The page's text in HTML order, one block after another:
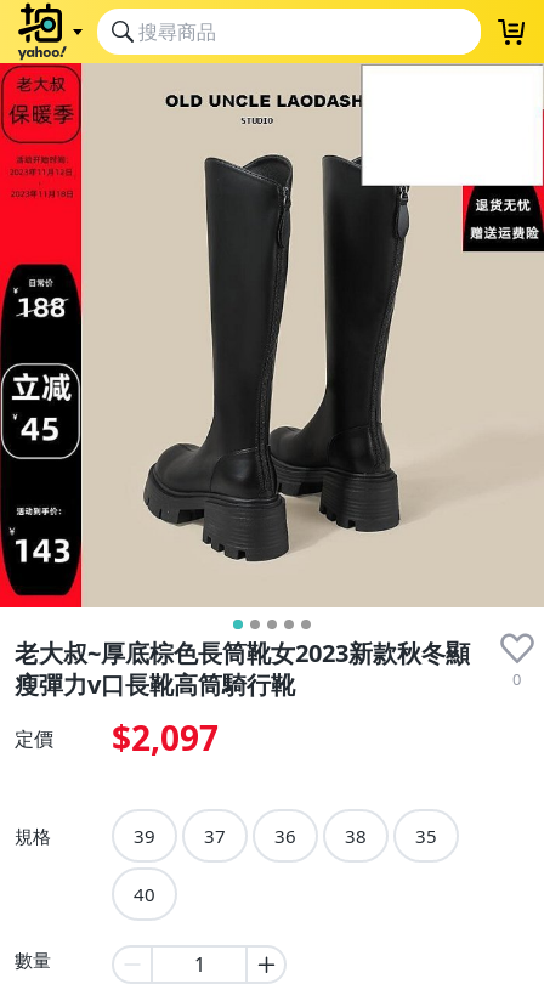
老大叔~厚底棕色長筒靴女2023新款秋冬顯
瘦彈力v口長靴高筒騎行靴
0
定價 $2,097
規格 39 37 36 38 35
40
數量